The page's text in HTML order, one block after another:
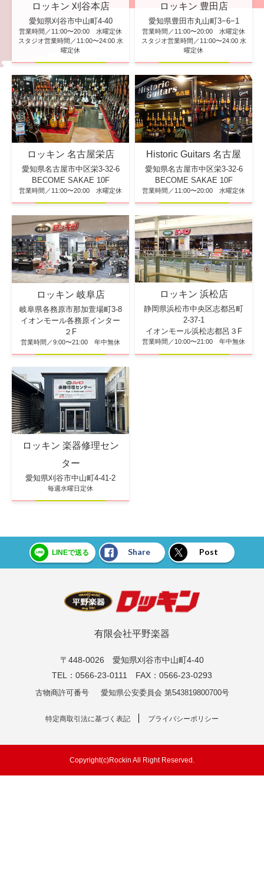
ロッキン 刈谷本店
愛知県刈谷市中山町4-40
営業時間／11:00〜20:00 水曜定休
スタジオ営業時間／11:00〜24:00 水
曜定休
ロッキン 豊田店
愛知県豊田市丸山町3−6−1
営業時間／11:00〜20:00 水曜定休
スタジオ営業時間／11:00〜24:00 水
曜定休
ロッキン 名古屋栄店
愛知県名古屋市中区栄3-32-6
BECOME SAKAE 10F
営業時間／11:00〜20:00 水曜定休
Historic Guitars 名古屋
愛知県名古屋市中区栄3-32-6
BECOME SAKAE 10F
営業時間／11:00〜20:00 水曜定休
ロッキン 岐阜店
岐阜県各務原市那加萱場町3-8
イオンモール各務原インター
２F
営業時間／9:00〜21:00 年中無休
ロッキン 浜松店
静岡県浜松市中央区志都呂町
2-37-1
イオンモール浜松志都呂３F
営業時間／10:00〜21:00 年中無休
ロッキン 楽器修理セン
ター
愛知県刈谷市中山町4-41-2
毎週水曜日定休
LINEで送る Share Post
有限会社平野楽器
〒448-0026 愛知県刈谷市中山町4-40
TEL：0566-23-0111 FAX：0566-23-0293
古物商許可番号 愛知県公安委員会 第543819800700号
特定商取引法に基づく表記 プライバシーポリシー
Copyright(c)Rockin All Right Reserved.